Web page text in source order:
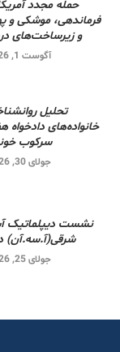
حمله مجدد
فرماندهی، موشکی و
و زیرساخت‌های
آگوست 1, 2026
تحلیل
خانواده‌های
سرکوب
جولای 30, 2026
نشست دیپلماتیک
شرقی‌(آ.سه.آن)
جولای 25, 2026